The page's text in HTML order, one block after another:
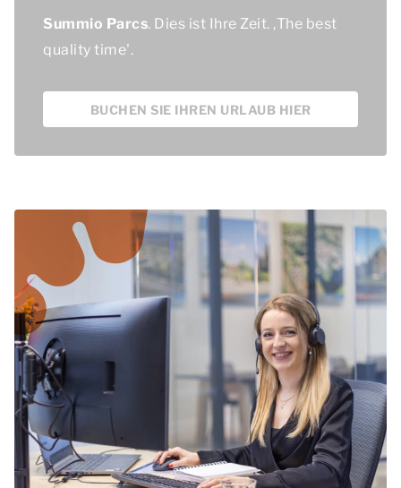
Summio Parcs. Dies ist Ihre Zeit. ,The best
quality time'.
BUCHEN SIE IHREN URLAUB HIER